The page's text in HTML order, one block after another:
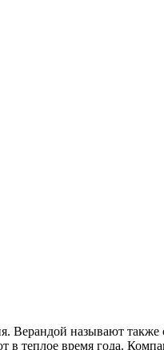
Верандой называют
теплое время года.